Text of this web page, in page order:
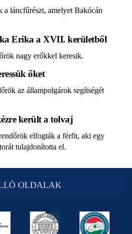
a láncfűrészt, amelyet Bakócán
Erika a XVII. kerületből
nagy erőkkel keresik.
őket
az állampolgárok segítségét
került a tolvaj
elfogták a férfit, aki egy
tulajdonította el.
OLDALAK